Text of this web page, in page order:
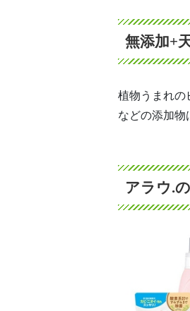
無添加+
植物うまれの
などの添加物
アラウ.